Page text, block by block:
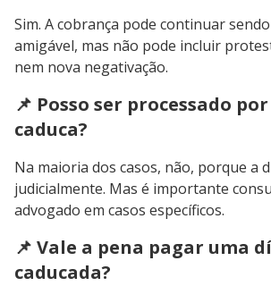
Sim. A cobrança pode continuar
amigável, mas não pode incluir
nem nova negativação.
📌 Posso ser processado
caduca?
Na maioria dos casos, não, porque a
judicialmente. Mas é importante
advogado em casos específicos.
📌 Vale a pena pagar uma
caducada?